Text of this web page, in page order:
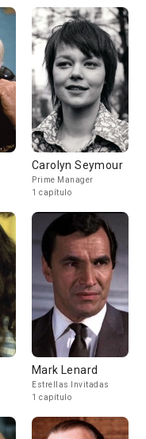
Carolyn Seymour
Prime Manager
1 capítulo
Mark Lenard
Estrellas Invitadas
1 capítulo